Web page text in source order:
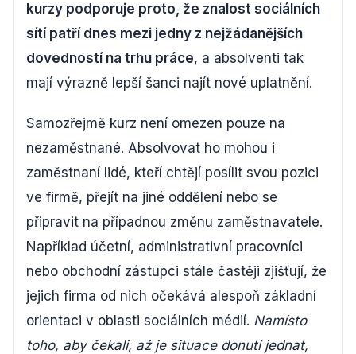
kurzy podporuje proto, že znalost sociálních
sítí patří dnes mezi jedny z nejžádanějších
dovedností na trhu práce, a absolventi tak
mají výrazně lepší šanci najít nové uplatnění.
Samozřejmě kurz není omezen pouze na
nezaměstnané. Absolvovat ho mohou i
zaměstnaní lidé, kteří chtějí posílit svou pozici
ve firmě, přejít na jiné oddělení nebo se
připravit na případnou změnu zaměstnavatele.
Například účetní, administrativní pracovníci
nebo obchodní zástupci stále častěji zjišťují, že
jejich firma od nich očekává alespoň základní
orientaci v oblasti sociálních médií. Namísto
toho, aby čekali, až je situace donutí jednat,